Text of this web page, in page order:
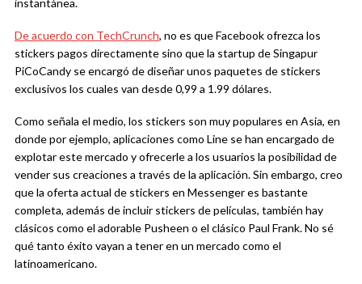
De acuerdo con TechCrunch, no es que Facebook ofrezca los
stickers pagos directamente sino que la startup de Singapur
PiCoCandy se encargó de diseñar unos paquetes de stickers
exclusivos los cuales van desde 0,99 a 1.99 dólares.
Como señala el medio, los stickers son muy populares en Asia, en
donde por ejemplo, aplicaciones como Line se han encargado de
explotar este mercado y ofrecerle a los usuarios la posibilidad de
vender sus creaciones a través de la aplicación. Sin embargo, creo
que la oferta actual de stickers en Messenger es bastante
completa, además de incluir stickers de películas, también hay
clásicos como el adorable Pusheen o el clásico Paul Frank. No sé
qué tanto éxito vayan a tener en un mercado como el
latinoamericano.